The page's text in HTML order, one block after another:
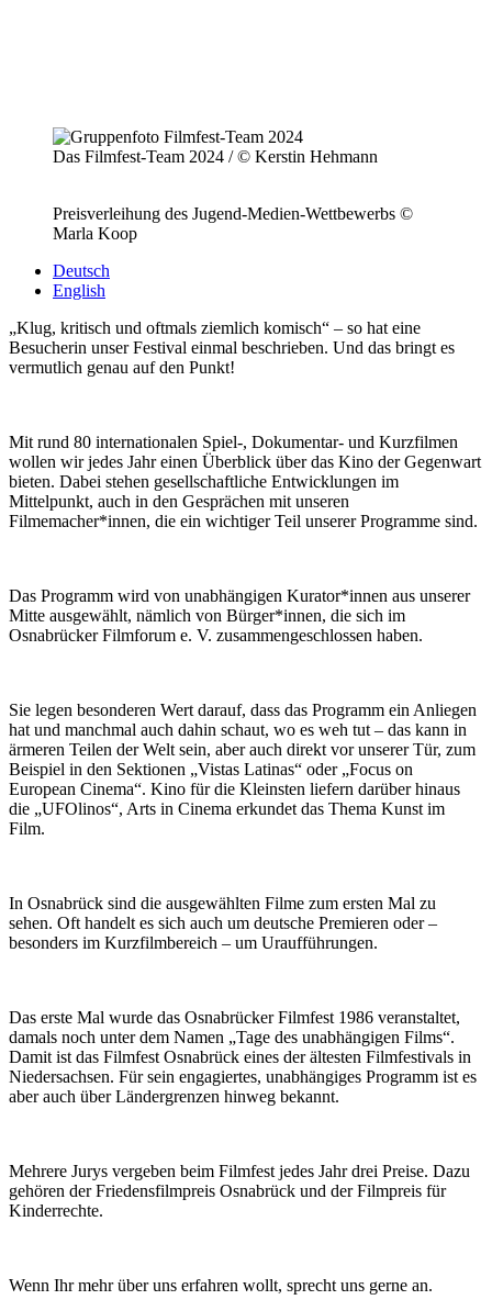
Das Filmfest-Team 2024 / © Kerstin Hehmann
Preisverleihung des Jugend-Medien-Wettbewerbs ©
Marla Koop
Deutsch
English
„Klug, kritisch und oftmals ziemlich komisch“ – so hat eine
Besucherin unser Festival einmal beschrieben. Und das bringt es
vermutlich genau auf den Punkt!
Mit rund 80 internationalen Spiel-, Dokumentar- und Kurzfilmen
wollen wir jedes Jahr einen Überblick über das Kino der Gegenwart
bieten. Dabei stehen gesellschaftliche Entwicklungen im
Mittelpunkt, auch in den Gesprächen mit unseren
Filmemacher*innen, die ein wichtiger Teil unserer Programme sind.
Das Programm wird von unabhängigen Kurator*innen aus unserer
Mitte ausgewählt, nämlich von Bürger*innen, die sich im
Osnabrücker Filmforum e. V. zusammengeschlossen haben.
Sie legen besonderen Wert darauf, dass das Programm ein Anliegen
hat und manchmal auch dahin schaut, wo es weh tut – das kann in
ärmeren Teilen der Welt sein, aber auch direkt vor unserer Tür, zum
Beispiel in den Sektionen „Vistas Latinas“ oder „Focus on
European Cinema“. Kino für die Kleinsten liefern darüber hinaus
die „UFOlinos“, Arts in Cinema erkundet das Thema Kunst im
Film.
In Osnabrück sind die ausgewählten Filme zum ersten Mal zu
sehen. Oft handelt es sich auch um deutsche Premieren oder –
besonders im Kurzfilmbereich – um Uraufführungen.
Das erste Mal wurde das Osnabrücker Filmfest 1986 veranstaltet,
damals noch unter dem Namen „Tage des unabhängigen Films“.
Damit ist das Filmfest Osnabrück eines der ältesten Filmfestivals in
Niedersachsen. Für sein engagiertes, unabhängiges Programm ist es
aber auch über Ländergrenzen hinweg bekannt.
Mehrere Jurys vergeben beim Filmfest jedes Jahr drei Preise. Dazu
gehören der Friedensfilmpreis Osnabrück und der Filmpreis für
Kinderrechte.
Wenn Ihr mehr über uns erfahren wollt, sprecht uns gerne an.